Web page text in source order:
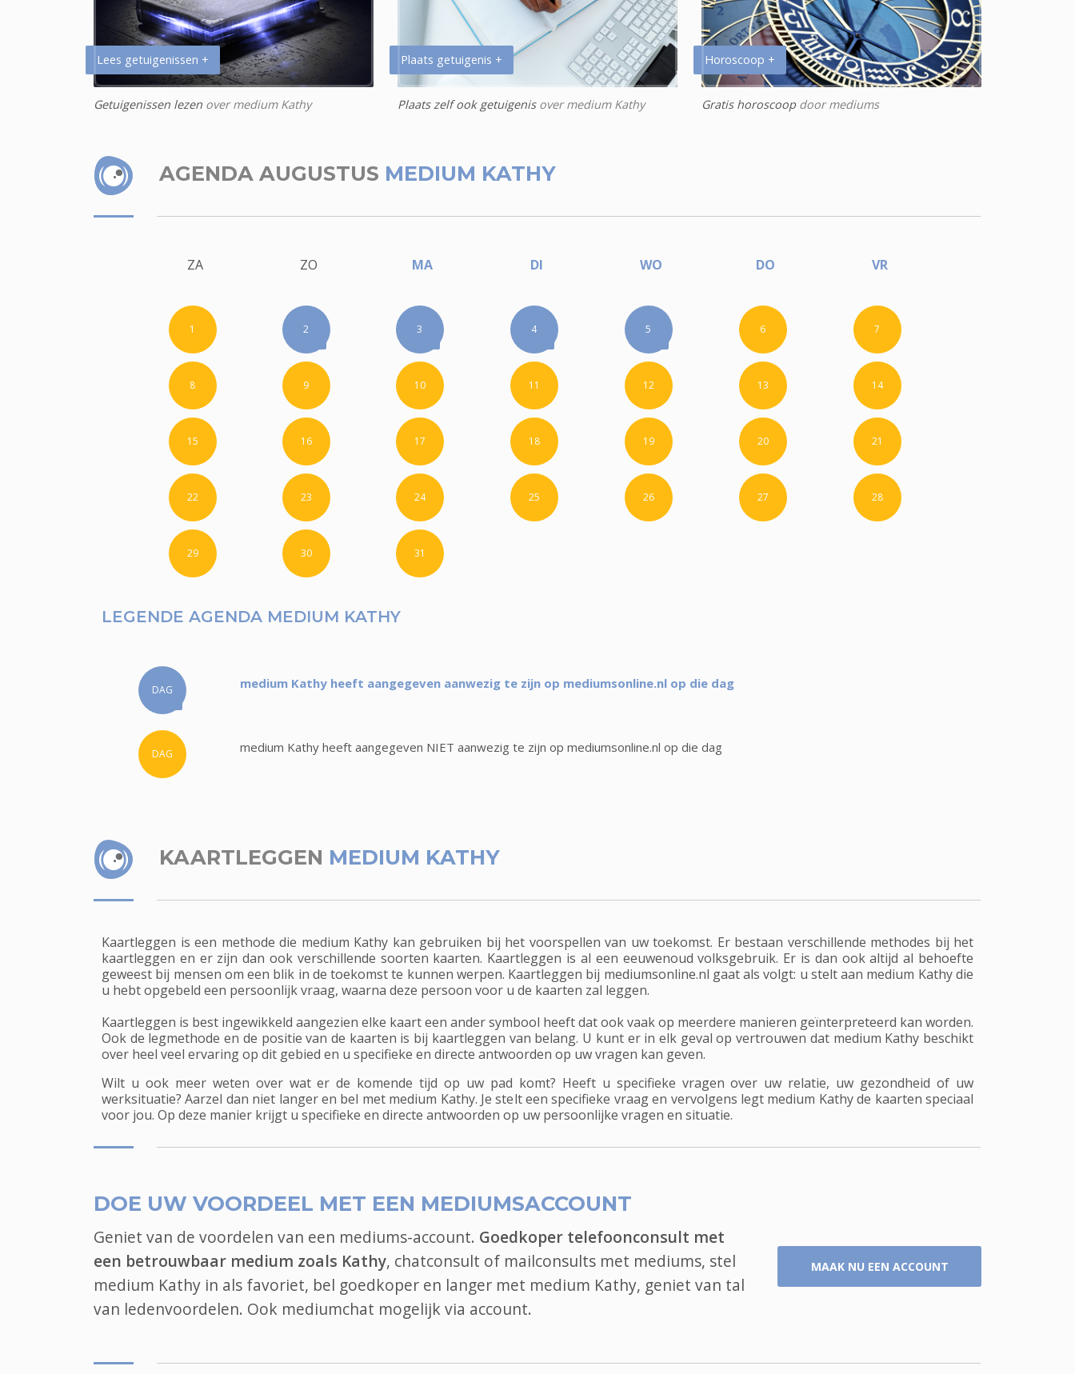
Lees getuigenissen +
Getuigenissen lezen over medium Kathy
Plaats getuigenis +
Plaats zelf ook getuigenisover medium Kathy
Horoscoop +
Gratis horoscoopdoor mediums
AGENDA AUGUSTUS MEDIUM KATHY
ZA ZO MA DI WO DO VR
1 2 3 4 5 6 7
8 9 10 11 12 13 14
15 16 17 18 19 20 21
22 23 24 25 26 27 28
29 30 31
LEGENDE AGENDA MEDIUM KATHY
DAG medium Kathy heeft aangegeven aanwezig te zijn op mediumsonline.nl op die dag
DAG medium Kathy heeft aangegeven NIET aanwezig te zijn op mediumsonline.nl op die dag
KAARTLEGGEN MEDIUM KATHY
Kaartleggen is een methode die medium Kathy kan gebruiken bij het voorspellen van uw toekomst. Er bestaan verschillende methodes bij het
kaartleggen en er zijn dan ook verschillende soorten kaarten. Kaartleggen is al een eeuwenoud volksgebruik. Er is dan ook altijd al behoefte
geweest bij mensen om een blik in de toekomst te kunnen werpen. Kaartleggen bij mediumsonline.nl gaat als volgt: u stelt aan medium Kathy die
u hebt opgebeld een persoonlijk vraag, waarna deze persoon voor u de kaarten zal leggen.
Kaartleggen is best ingewikkeld aangezien elke kaart een ander symbool heeft dat ook vaak op meerdere manieren geïnterpreteerd kan worden.
Ook de legmethode en de positie van de kaarten is bij kaartleggen van belang. U kunt er in elk geval op vertrouwen dat medium Kathy beschikt
over heel veel ervaring op dit gebied en u specifieke en directe antwoorden op uw vragen kan geven.
Wilt u ook meer weten over wat er de komende tijd op uw pad komt? Heeft u specifieke vragen over uw relatie, uw gezondheid of uw
werksituatie? Aarzel dan niet langer en bel met medium Kathy. Je stelt een specifieke vraag en vervolgens legt medium Kathy de kaarten speciaal
voor jou. Op deze manier krijgt u specifieke en directe antwoorden op uw persoonlijke vragen en situatie.
DOE UW VOORDEEL MET EEN MEDIUMSACCOUNT
Geniet van de voordelen van een mediums-account. Goedkoper telefoonconsult met
een betrouwbaar medium zoals Kathy, chatconsult of mailconsults met mediums, stel
medium Kathy in als favoriet, bel goedkoper en langer met medium Kathy, geniet van tal
van ledenvoordelen. Ook mediumchat mogelijk via account.
MAAK NU EEN ACCOUNT